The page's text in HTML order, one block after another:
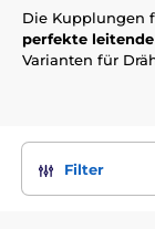
Die Kupplungen
perfekte
Varianten für
Filter